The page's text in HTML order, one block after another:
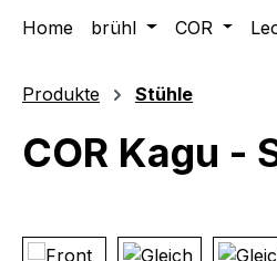
Home brühl COR
Produkte Stühle
COR Kagu -
Bildergalerie überspringen